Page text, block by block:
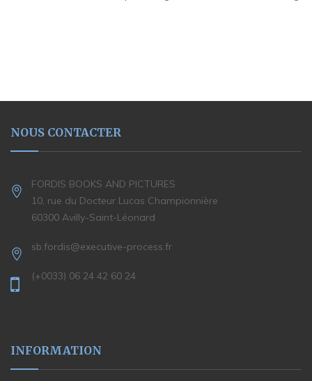
NOUS CONTACTER
FORDIS BOOKS AND PICTURES
10, rue du Docteur Lucas Championnière
60300 Avilly-Saint-Léonard
sb.fordis@executive-process.fr
(+0033) 06 24 42 60 24
INFORMATION